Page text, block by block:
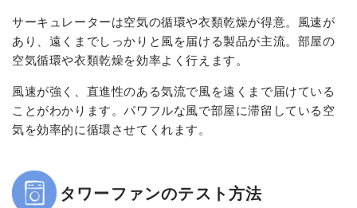
サーキュレーターは空気の循環や衣類乾燥が得意。風速が
あり、遠くまでしっかりと風を届ける製品が主流。部屋の
空気循環や衣類乾燥を効率よく行えます。
風速が強く、直進性のある気流で風を遠くまで届けている
ことがわかります。パワフルな風で部屋に滞留している空
気を効率的に循環させてくれます。
タワーファンのテスト方法